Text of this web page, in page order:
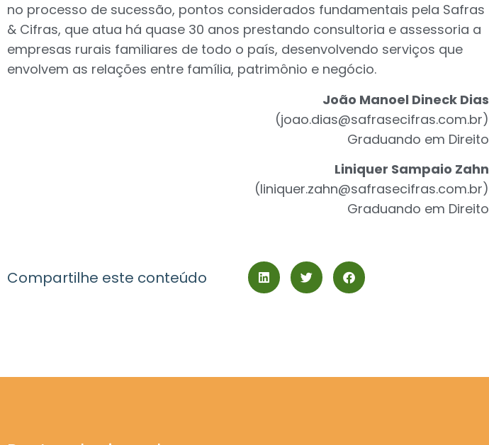
no processo de sucessão, pontos considerados fundamentais pela Safras
& Cifras, que atua há quase 30 anos prestando consultoria e assessoria a
empresas rurais familiares de todo o país, desenvolvendo serviços que
envolvem as relações entre família, patrimônio e negócio.
João Manoel Dineck Dias
(joao.dias@safrasecifras.com.br)
Graduando em Direito
Liniquer Sampaio Zahn
(liniquer.zahn@safrasecifras.com.br)
Graduando em Direito
Compartilhe este conteúdo